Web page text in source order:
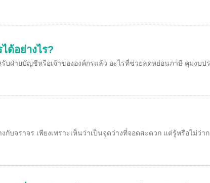
ด้อย่างไร?
ฝ่ายบัญชีหรือเจ้าขององค์กรแล้ว อะไรที่ช่วยลดหย่อนภาษี คุมงบป
บจราจร เพียงเพราะเห็นว่าเป็นจุดว่างที่จอดสะดวก แต่รู้หรือไม่ว่